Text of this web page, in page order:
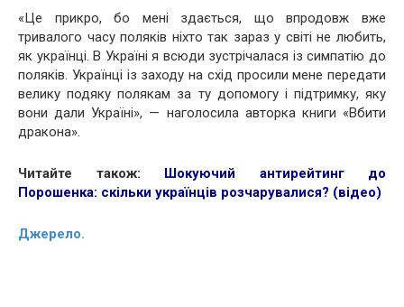
«Це прикро, бо мені здається, що впродовж вже
тривалого часу поляків ніхто так зараз у світі не любить,
як українці. В Україні я всюди зустрічалася із симпатію до
поляків. Українці із заходу на схід просили мене передати
велику подяку полякам за ту допомогу і підтримку, яку
вони дали Україні», — наголосила авторка книги «Вбити
дракона».
Читайте також:
Шокуючий антирейтинг до
Порошенка: скільки українців розчарувалися? (відео)
Джерело.